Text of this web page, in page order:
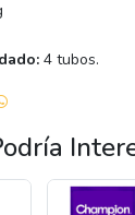
4 tubos.